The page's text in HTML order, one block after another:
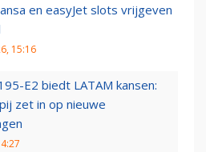
en easyJet slots vrijgeven
15:16
E2 biedt LATAM kansen:
zet in op nieuwe